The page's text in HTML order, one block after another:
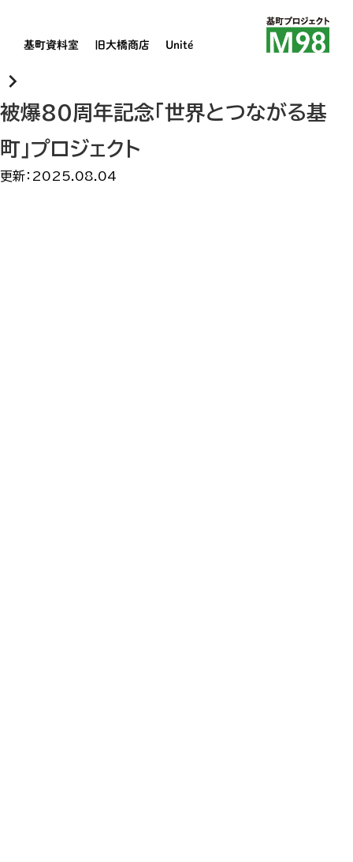
基町資料室 旧大橋商店 Unité
keyboard_arrow_right
被爆80周年記念「世界とつながる基
町」プロジェクト
更新： 2025.08.04